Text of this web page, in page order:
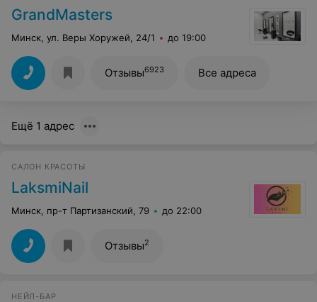
GrandMasters
Минск, ул. Веры Хоружей, 24/1 до 19:00
Отзывы6923 Все адреса
Ещё 1 адрес
САЛОН КРАСОТЫ
LaksmiNail
Минск, пр-т Партизанский, 79 до 22:00
Отзывы2
НЕЙЛ-БАР